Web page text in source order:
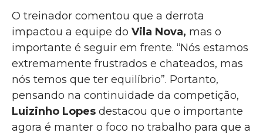
O treinador comentou que a derrota
impactou a equipe do Vila Nova, mas o
importante é seguir em frente. “Nós estamos
extremamente frustrados e chateados, mas
nós temos que ter equilíbrio”. Portanto,
pensando na continuidade da competição,
Luizinho Lopes destacou que o importante
agora é manter o foco no trabalho para que a